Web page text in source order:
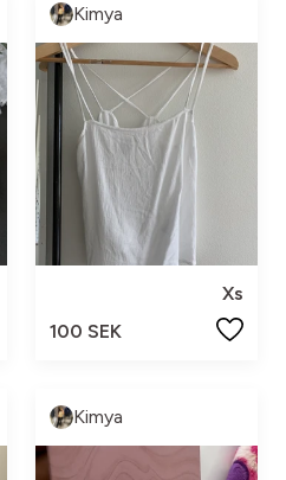
Kimya
Xs
100 SEK
Kimya